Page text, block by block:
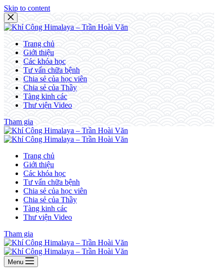
Skip to content
Trang chủ
Giới thiệu
Các khóa học
Tư vấn chữa bệnh
Chia sẻ của học viên
Chia sẻ của Thầy
Tàng kinh các
Thư viện Video
Tham gia
Trang chủ
Giới thiệu
Các khóa học
Tư vấn chữa bệnh
Chia sẻ của học viên
Chia sẻ của Thầy
Tàng kinh các
Thư viện Video
Tham gia
Menu